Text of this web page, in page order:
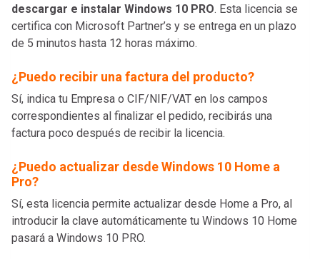
descargar e instalar Windows 10 PRO. Esta licencia se
certifica con Microsoft Partner’s y se entrega en un plazo
de 5 minutos hasta 12 horas máximo.
¿Puedo recibir una factura del producto?
Sí, indica tu Empresa o CIF/NIF/VAT en los campos
correspondientes al finalizar el pedido, recibirás una
factura poco después de recibir la licencia.
¿Puedo actualizar desde Windows 10 Home a
Pro?
Sí, esta licencia permite actualizar desde Home a Pro, al
introducir la clave automáticamente tu Windows 10 Home
pasará a Windows 10 PRO.